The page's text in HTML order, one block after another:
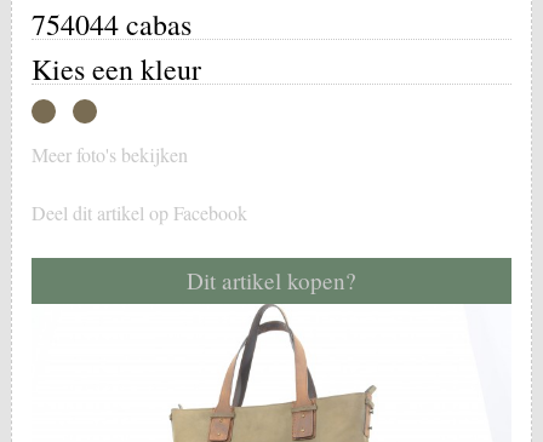
754044 cabas
Kies een kleur
Meer foto's bekijken
Deel dit artikel op Facebook
Dit artikel kopen?